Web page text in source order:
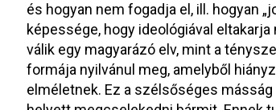
és hogyan nem fogadja el, ill. hogyan
képessége, hogy ideológiával
válik egy magyarázó elv, mint a
formája nyilvánul meg, amelyből
elméletnek. Ez a szélsőséges